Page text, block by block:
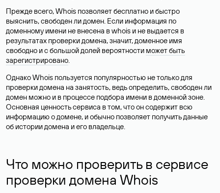
Прежде всего, Whois позволяет бесплатно и быстро
выяснить, свободен ли домен. Если информация по
доменному имени не внесена в whois и не выдается в
результатах проверки домена, значит, доменное имя
свободно и с большой долей вероятности может быть
зарегистрировано.
Однако Whois пользуется популярностью не только для
проверки домена на занятость, ведь определить, свободен ли
домен можно и в процессе подбора имени в доменной зоне.
Основная ценность сервиса в том, что он содержит всю
информацию о домене, и обычно позволяет получить данные
об истории домена и его владельце.
Что можно проверить в сервисе
проверки домена Whois